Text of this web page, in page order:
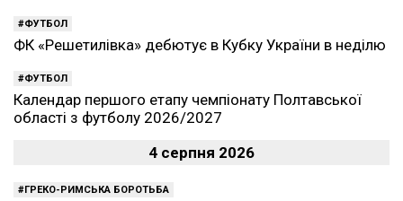
ФУТБОЛ
ФК «Решетилівка» дебютує в Кубку України в неділю
ФУТБОЛ
Календар першого етапу чемпіонату Полтавської
області з футболу 2026/2027
4 серпня 2026
ГРЕКО-РИМСЬКА БОРОТЬБА